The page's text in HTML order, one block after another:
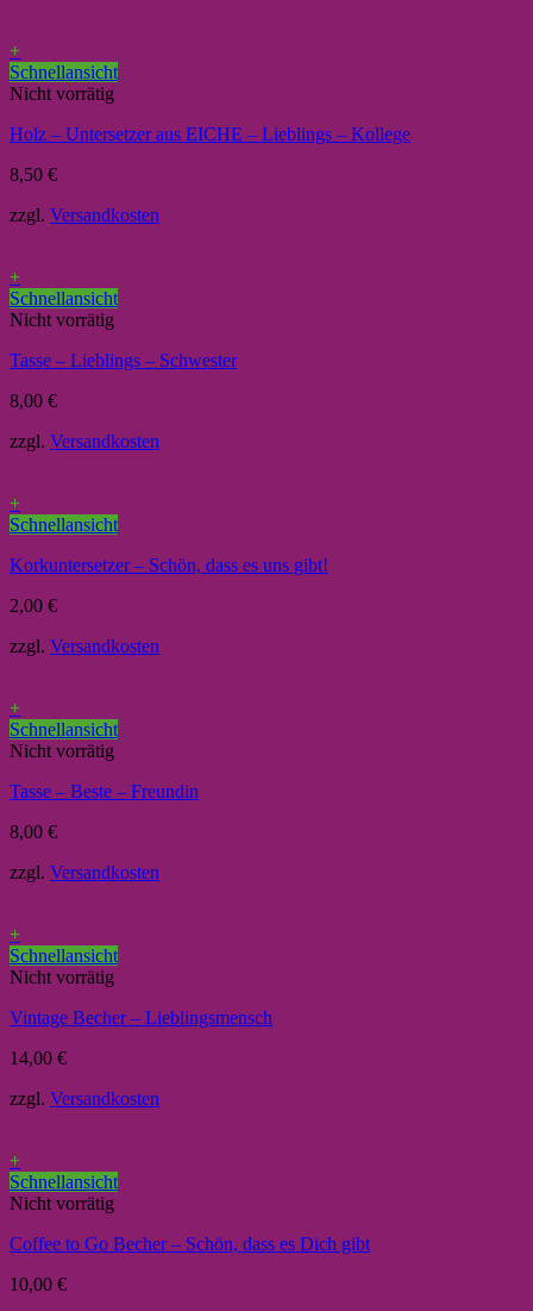
+
Schnellansicht
Nicht vorrätig
Holz – Untersetzer aus EICHE – Lieblings – Kollege
8,50 €
zzgl. Versandkosten
+
Schnellansicht
Nicht vorrätig
Tasse – Lieblings – Schwester
8,00 €
zzgl. Versandkosten
+
Schnellansicht
Korkuntersetzer – Schön, dass es uns gibt!
2,00 €
zzgl. Versandkosten
+
Schnellansicht
Nicht vorrätig
Tasse – Beste – Freundin
8,00 €
zzgl. Versandkosten
+
Schnellansicht
Nicht vorrätig
Vintage Becher – Lieblingsmensch
14,00 €
zzgl. Versandkosten
+
Schnellansicht
Nicht vorrätig
Coffee to Go Becher – Schön, dass es Dich gibt
10,00 €